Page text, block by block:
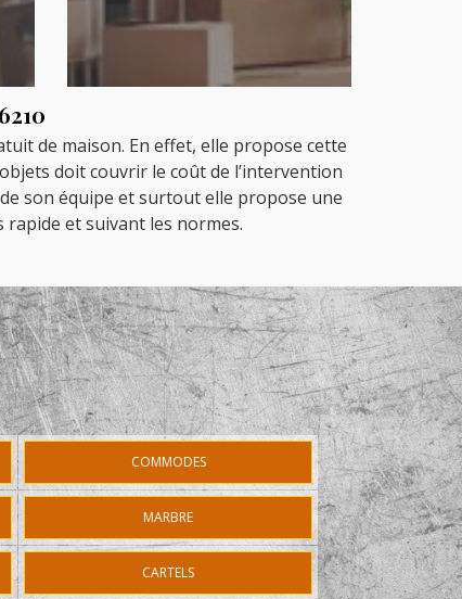
de maison. En effet, elle propose cette
doit couvrir le coût de l’intervention
son équipe et surtout elle propose une
et suivant les normes.
COMMODES
MARBRE
CARTELS